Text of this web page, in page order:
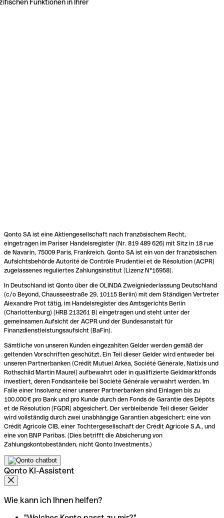
Funktionen in Ihrer
Qonto SA ist eine Aktiengesellschaft nach französischem Recht,
eingetragen im Pariser Handelsregister (Nr. 819 489 626) mit Sitz in 18 rue
de Navarin, 75009 Paris, Frankreich. Qonto SA ist ein von der französischen
Aufsichtsbehörde Autorité de Contrôle Prudentiel et de Résolution (ACPR)
zugelassenes reguliertes Zahlungsinstitut (Lizenz N°16958).
In Deutschland ist Qonto über die OLINDA Zweigniederlassung Deutschland
(c/o Beyond, Chausseestraße 29, 10115 Berlin) mit dem Ständigen Vertreter
Alexandre Prot tätig, im Handelsregister des Amtsgerichts Berlin
(Charlottenburg) (HRB 213261 B) eingetragen und steht unter der
gemeinsamen Aufsicht der ACPR und der Bundesanstalt für
Finanzdienstleistungsaufsicht (BaFin).
Sämtliche von unseren Kunden eingezahlten Gelder werden gemäß der
geltenden Vorschriften geschützt. Ein Teil dieser Gelder wird entweder bei
unseren Partnerbanken (Crédit Mutuel Arkéa, Société Générale, Natixis und
Rothschild Martin Maurel) aufbewahrt oder in qualifizierte Geldmarktfonds
investiert, deren Fondsanteile bei Société Générale verwahrt werden. Im
Falle einer Insolvenz einer unserer Partnerbanken sind Einlagen bis zu
100.000 € pro Bank und pro Kunde durch den Fonds de Garantie des Dépôts
et de Résolution (FGDR) abgesichert. Der verbleibende Teil dieser Gelder
wird vollständig durch zwei unabhängige Garantien abgesichert: eine von
Crédit Agricole CIB, einer Tochtergesellschaft der Crédit Agricole S.A., und
eine von BNP Paribas. (Dies betrifft die Absicherung von
Zahlungskontobeständen, nicht Qonto Investments.)
Qonto KI-Assistent
Wie kann ich Ihnen helfen?